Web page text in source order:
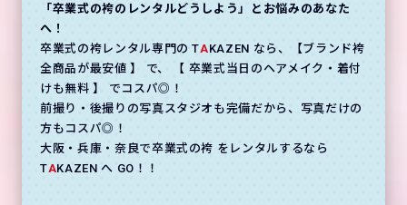
「卒業式の袴のレンタルどうしよう」とお悩みのあなた
へ！
卒業式の袴レンタル専門の TAKAZEN なら、【ブランド袴
全商品が最安値 】 で、 【 卒業式当日のヘアメイク・着付
けも無料 】 でコスパ◎！
前撮り・後撮りの写真スタジオも完備だから、写真だけの
方もコスパ◎！
大阪・兵庫・奈良で卒業式の袴 をレンタルするなら
TAKAZEN へ GO！！